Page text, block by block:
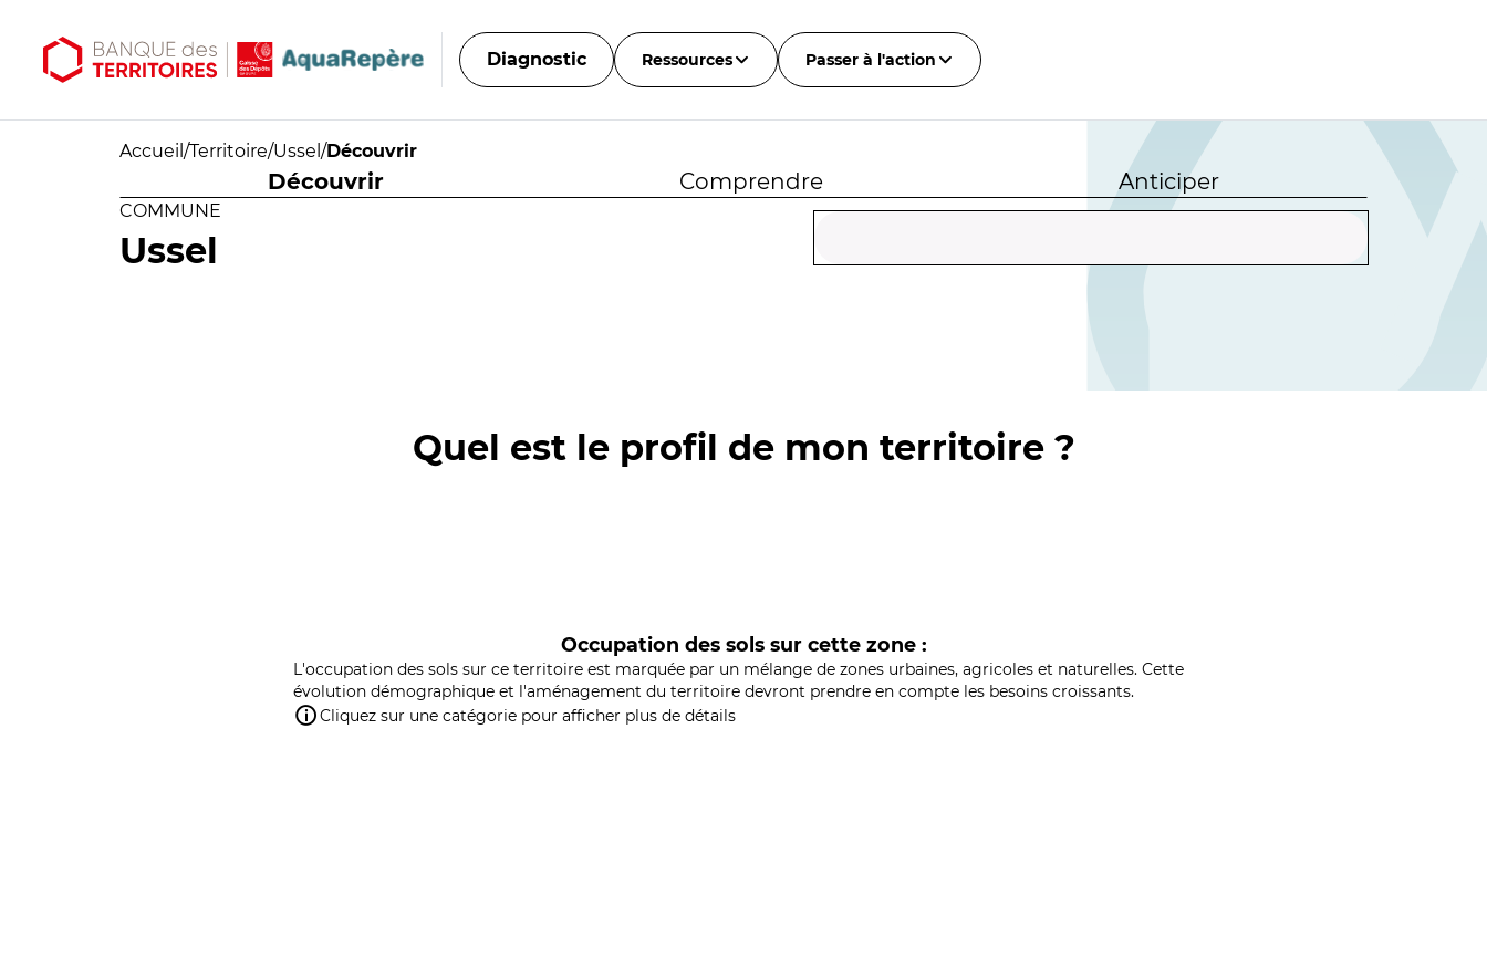
Diagnostic Ressources Passer à l'action
Accueil /Territoire/Ussel /Découvrir
Découvrir Comprendre Anticiper
COMMUNE
Ussel
Quel est le profil de mon territoire ?
Occupation des sols sur cette zone :
L'occupation des sols sur ce territoire est marquée par un mélange de zones urbaines, agricoles et naturelles. Cette
évolution démographique et l'aménagement du territoire devront prendre en compte les besoins croissants.
Cliquez sur une catégorie pour afficher plus de détails